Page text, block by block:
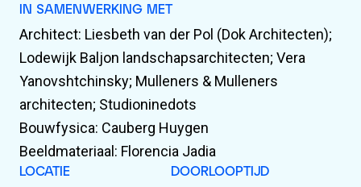
IN SAMENWERKING MET
Architect: Liesbeth van der Pol (Dok Architecten);
Lodewijk Baljon landschapsarchitecten; Vera
Yanovshtchinsky; Mulleners & Mulleners
architecten; Studioninedots
Bouwfysica: Cauberg Huygen
Beeldmateriaal: Florencia Jadia
LOCATIE DOORLOOPTIJD